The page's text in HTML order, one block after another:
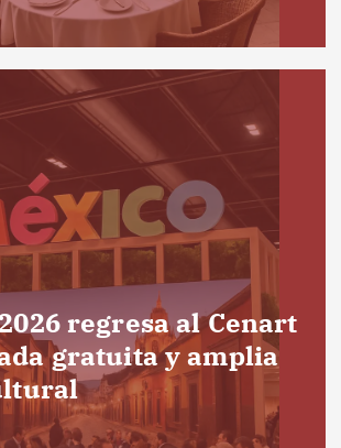
regresa al Cenart
gratuita y amplia